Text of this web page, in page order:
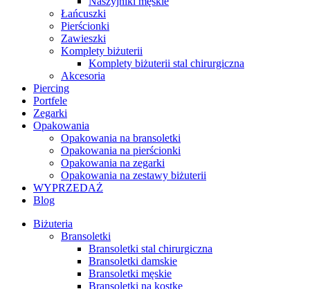
Łańcuszki
Pierścionki
Zawieszki
Komplety biżuterii
Komplety biżuterii stal chirurgiczna
Akcesoria
Piercing
Portfele
Zegarki
Opakowania
Opakowania na bransoletki
Opakowania na pierścionki
Opakowania na zegarki
Opakowania na zestawy biżuterii
WYPRZEDAŻ
Blog
Biżuteria
Bransoletki
Bransoletki stal chirurgiczna
Bransoletki damskie
Bransoletki męskie
Bransoletki na kostkę